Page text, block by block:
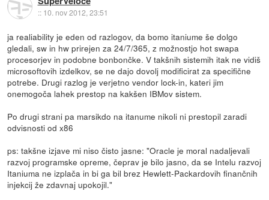
:: 10. nov 2012, 23:51
ja realiability je eden od razlogov, da bomo itaniume še dolgo
gledali, sw in hw prirejen za 24/7/365, z možnostjo hot swapa
procesorjev in podobne bonbončke. V takšnih sistemih itak ne vidiš
microsoftovih izdelkov, se ne dajo dovolj modificirat za specifične
potrebe. Drugi razlog je verjetno vendor lock-in, kateri jim
onemogoča lahek prestop na kakšen IBMov sistem.
Po drugi strani pa marsikdo na itanume nikoli ni prestopil zaradi
odvisnosti od x86
ps: takšne izjave mi niso čisto jasne: "Oracle je moral nadaljevali
razvoj programske opreme, čeprav je bilo jasno, da se Intelu razvoj
Itaniuma ne izplača in bi ga bil brez Hewlett-Packardovih finančnih
injekcij že zdavnaj upokojil."